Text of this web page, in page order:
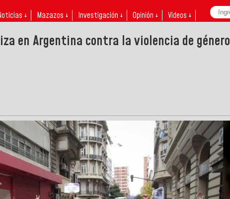
↓ Mazazos ↓ Investigación ↓ Opinión ↓ Videos ↓
en Argentina contra la violencia de género